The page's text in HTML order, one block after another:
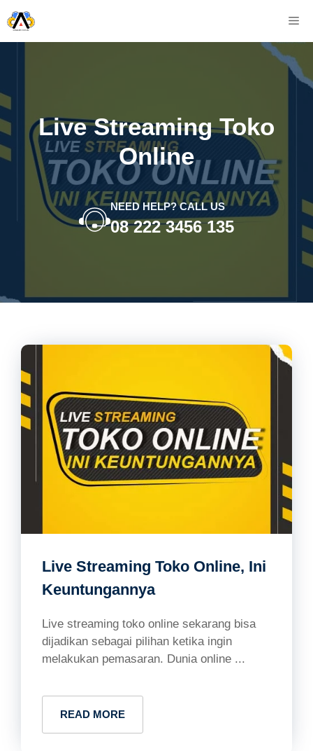
Skip
to
content
Live Streaming Toko
Online
NEED HELP? CALL US
08 222 3456 135
Live Streaming Toko Online, Ini
Keuntungannya
Live streaming toko online sekarang bisa
dijadikan sebagai pilihan ketika ingin
melakukan pemasaran. Dunia online ...
READ MORE